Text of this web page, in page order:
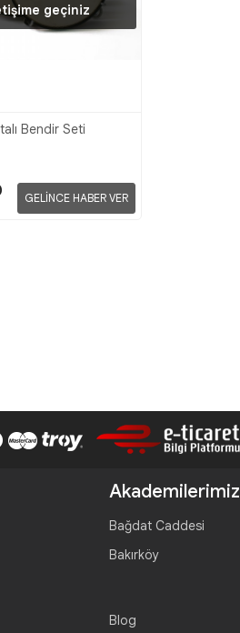
geçiniz
Bendir Seti
GELİNCE HABER VER
Akademilerimiz
Bağdat Caddesi
Bakırköy
Blog